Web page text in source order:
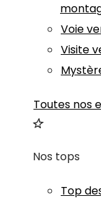
Voie
Visite
Toutes nos
Nos tops
Top